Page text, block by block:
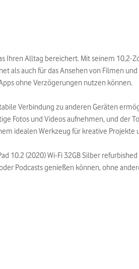
Ihren Alltag bereichert. Mit seinem
auch für das Ansehen von Filmen
ohne Verzögerungen nutzen können.
Verbindung zu anderen Geräten
Fotos und Videos aufnehmen, und der
idealen Werkzeug für kreative
10.2 (2020) Wi-Fi 32GB Silber
Podcasts genießen können, ohne